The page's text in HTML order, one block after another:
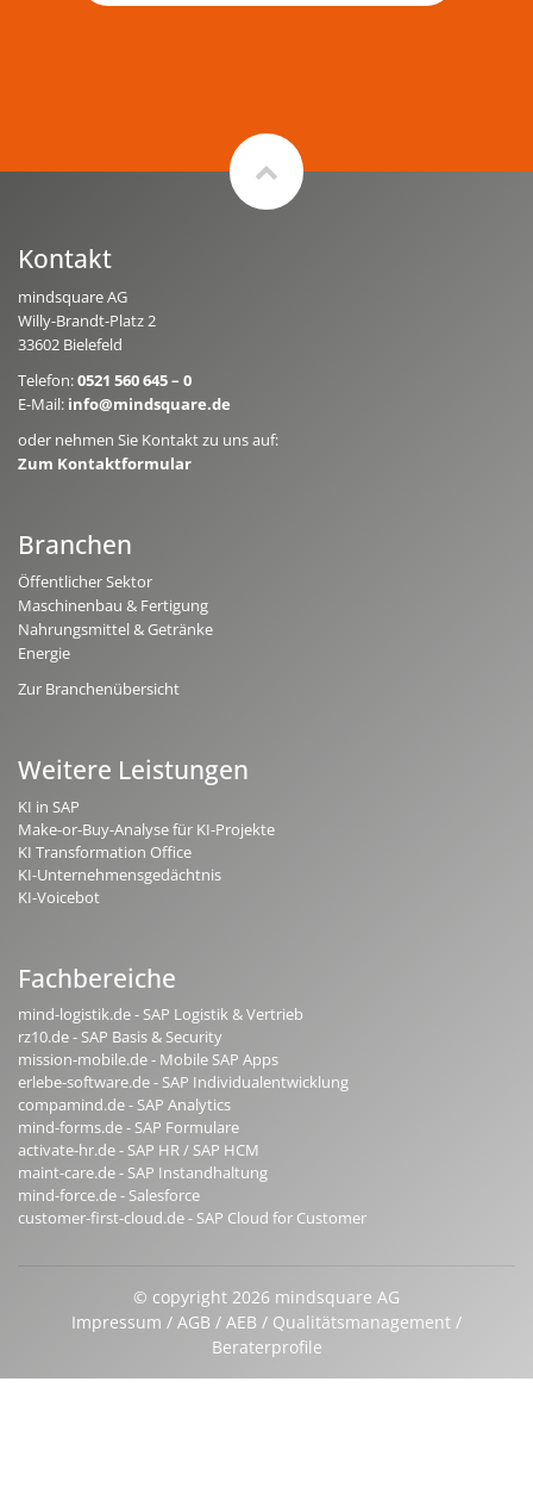
Kontakt
mindsquare AG
Willy-Brandt-Platz 2
33602 Bielefeld
Telefon:0521 560 645 – 0
E-Mail: info@mindsquare.de
oder nehmen Sie Kontakt zu uns auf:
Zum Kontaktformular
Branchen
Öffentlicher Sektor
Maschinenbau & Fertigung
Nahrungsmittel & Getränke
Energie
Zur Branchenübersicht
Weitere Leistungen
KI in SAP
Make-or-Buy-Analyse für KI-Projekte
KI Transformation Office
KI-Unternehmensgedächtnis
KI-Voicebot
Fachbereiche
mind-logistik.de - SAP Logistik & Vertrieb
rz10.de - SAP Basis & Security
mission-mobile.de - Mobile SAP Apps
erlebe-software.de - SAP Individualentwicklung
compamind.de - SAP Analytics
mind-forms.de - SAP Formulare
activate-hr.de - SAP HR / SAP HCM
maint-care.de - SAP Instandhaltung
mind-force.de - Salesforce
customer-first-cloud.de - SAP Cloud for Customer
© copyright 2026 mindsquare AG
Impressum
AGB AEB
Qualitätsmanagement
Beraterprofile